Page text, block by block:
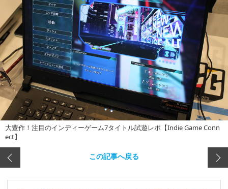
大豊作！注目のインディーゲーム7タイトル試遊レポ【Indie Game Conn
ect】
この記事へ戻る